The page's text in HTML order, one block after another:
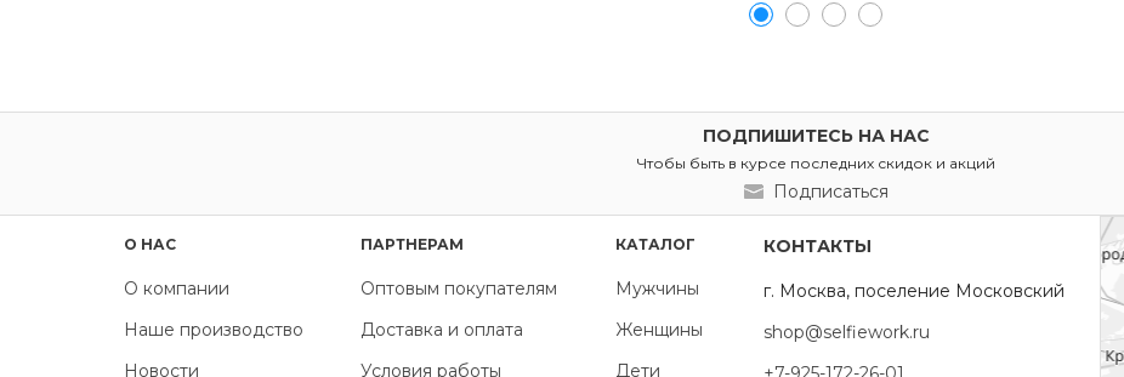
ПОДПИШИТЕСЬ НА НАС
Чтобы быть в курсе последних скидок и акций
Подписаться
О НАС
О компании
Наше производство
Новости
ПАРТНЕРАМ
Оптовым покупателям
Доставка и оплата
Условия работы
КАТАЛОГ
Мужчины
Женщины
Дети
КОНТАКТЫ
г. Москва, поселение Московский
shop@selfiework.ru